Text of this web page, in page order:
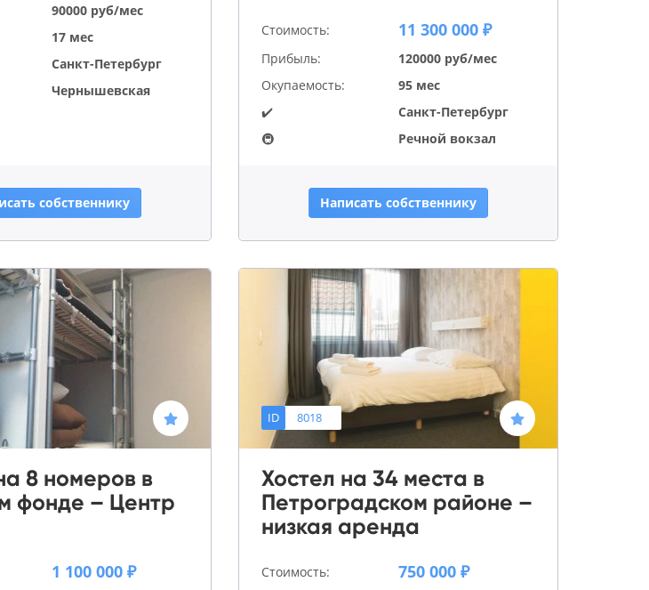
90000 руб/мес
17 мес
Санкт-Петербург
Чернышевская
собственнику
Стоимость: 11 300 000 ₽
Прибыль:
120000 руб/мес
Окупаемость:
95 мес
✔️
Санкт-Петербург
🚇
Речной вокзал
Написать собственнику
8 номеров в
фонде – Центр
1 100 000 ₽
ID 8018
Хостел на 34 места в
Петроградском районе –
низкая аренда
Стоимость: 750 000 ₽